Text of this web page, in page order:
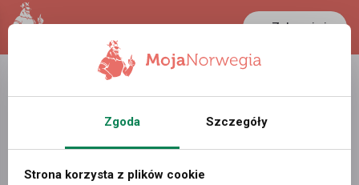
Zaloguj się
LANCASTER
28 °C 0.3889 PLN
Zgoda Szczegóły
Strona korzysta z plików cookie